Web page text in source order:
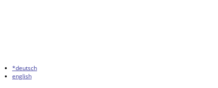
*deutsch
english